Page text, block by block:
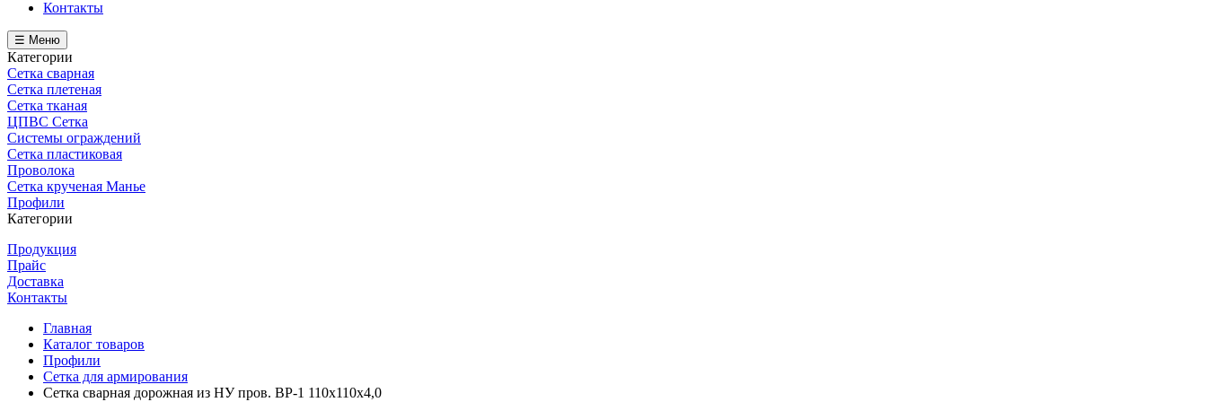
Контакты
☰ Меню
Категории
Сетка сварная
Сетка плетеная
Сетка тканая
ЦПВС Сетка
Системы ограждений
Сетка пластиковая
Проволока
Сетка крученая Манье
Профили
Категории
Продукция
Прайс
Доставка
Контакты
Главная
Каталог товаров
Профили
Сетка для армирования
Cетка сварная дорожная из НУ пров. ВР-1 110х110х4,0